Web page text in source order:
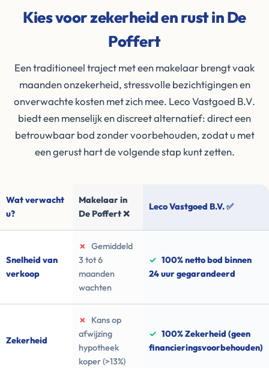
Kies voor zekerheid en rust in De
Poffert
Een traditioneel traject met een makelaar brengt vaak
maanden onzekerheid, stressvolle bezichtigingen en
onverwachte kosten met zich mee. Leco Vastgoed B.V.
biedt een menselijk en discreet alternatief: direct een
betrouwbaar bod zonder voorbehouden, zodat u met
een gerust hart de volgende stap kunt zetten.
Wat verwacht
u?
Makelaar in
De Poffert ❌
Leco Vastgoed B.V. ✅
Snelheid van
verkoop
✗
Gemiddeld
3 tot 6
maanden
wachten
✓ 100% netto bod binnen
24 uur gegarandeerd
Zekerheid
✗
Kans op
afwijzing
hypotheek
koper (>13%)
✓ 100% Zekerheid (geen
financieringsvoorbehouden)